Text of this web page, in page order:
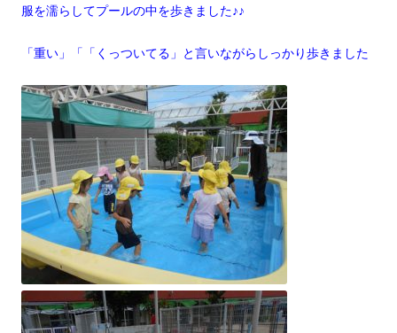
服を濡らしてプールの中を歩きました♪♪
「重い」「「くっついてる」と言いながらしっかり歩きました